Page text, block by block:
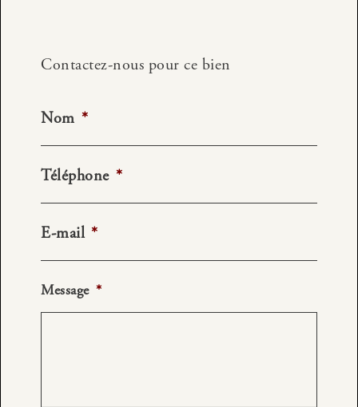
Contactez-nous pour ce bien
Nom *
Téléphone *
E-mail *
Message *